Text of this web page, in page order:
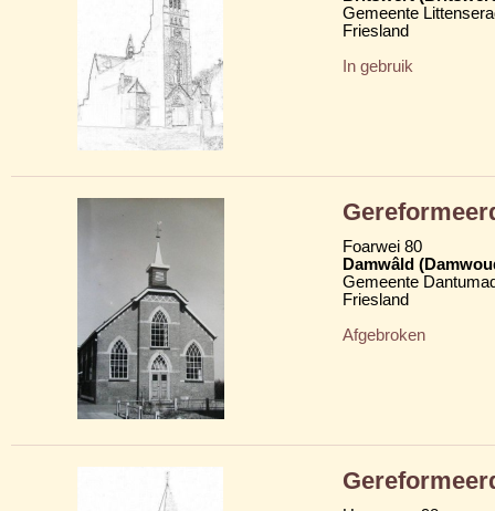
Gemeente
Friesland
In gebruik
Foarwei 80
Damwâld
Gemeente
Friesland
Afgebroken